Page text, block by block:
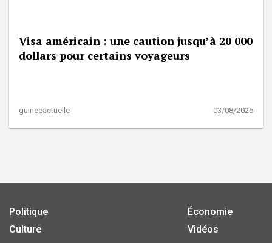
Visa américain : une caution jusqu’à 20 000
dollars pour certains voyageurs
guineeactuelle 03/08/2026
Politique
Culture
Économie
Vidéos